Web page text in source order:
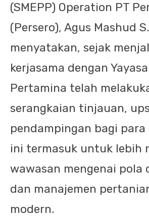
(SMEPP) Operation PT
(Persero), Agus Mashud
menyatakan, sejak
kerjasama dengan
Pertamina telah
serangkaian tinjauan,
pendampingan bagi
ini termasuk untuk lebih
wawasan mengenai pola
dan manajemen
modern.